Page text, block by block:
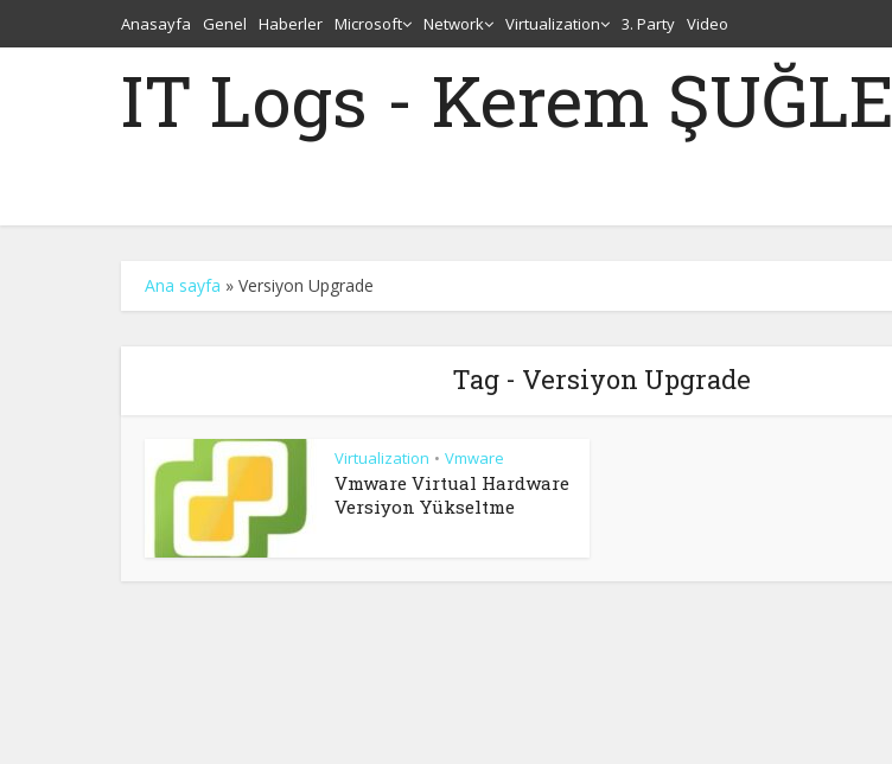
Anasayfa Genel Haberler Microsoft Network Virtualization 3. Party Video
IT Logs - Kerem ŞUĞLE
Ana sayfa » Versiyon Upgrade
Tag - Versiyon Upgrade
Virtualization • Vmware
Vmware Virtual Hardware
Versiyon Yükseltme